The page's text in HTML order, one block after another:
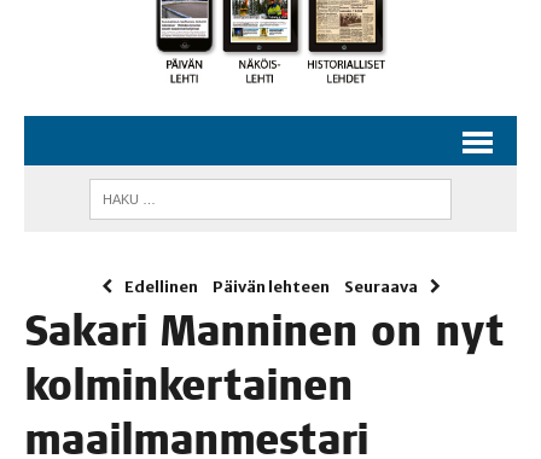
Edellinen Päivän lehteen Seuraava
Saka­ri Man­ni­nen on nyt
kol­min­ker­tai­nen
maailmanmestari